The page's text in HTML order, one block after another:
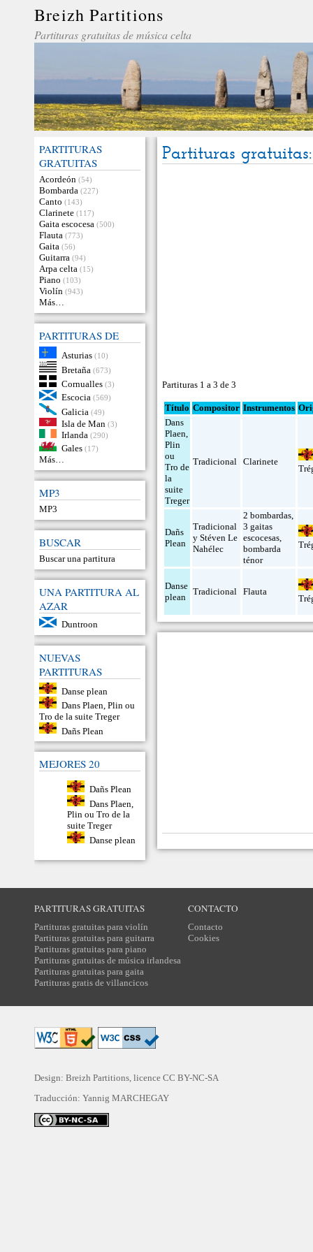
Breizh Partitions
Partituras gratuitas de música celta
PARTITURAS
GRATUITAS
Acordeón (54)
Bombarda (227)
Canto (143)
Clarinete (117)
Gaita escocesa (500)
Flauta (773)
Gaita (56)
Guitarra (94)
Arpa celta (15)
Piano (103)
Violín (943)
Más…
PARTITURAS DE
Asturias (10)
Bretaña (673)
Cornualles (3)
Escocia (569)
Galicia (49)
Isla de Man (3)
Irlanda (290)
Gales (17)
Más…
MP3
MP3
BUSCAR
Buscar una partitura
UNA PARTITURA AL
AZAR
Duntroon
NUEVAS
PARTITURAS
Danse plean
Dans Plaen, Plin ou
Tro de la suite Treger
Dañs Plean
MEJORES 20
Dañs Plean
Dans Plaen,
Plin ou Tro de la
suite Treger
Danse plean
Partituras
Partituras 1 a 3 de 3
Título Compositor Instrumentos
Dans
Plaen,
Plin
ou
Tro de
la
suite
Treger
Tradicional Clarinete
Dañs
Plean
Tradicional
y Stéven Le
Nahélec
2 bombardas,
3 gaitas
escocesas,
bombarda
ténor
Danse
plean
Tradicional Flauta
PARTITURAS GRATUITAS
Partituras gratuitas para violín
Partituras gratuitas para guitarra
Partituras gratuitas para piano
Partituras gratuitas de música irlandesa
Partituras gratuitas para gaita
Partituras gratis de villancicos
CONTACTO
Contacto
Cookies
Design: Breizh Partitions, licence CC BY-NC-SA
Traducción: Yannig MARCHEGAY